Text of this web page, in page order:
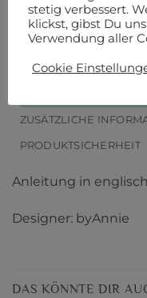
Artikelnummer:6837
ZUSÄTZLICHE
PRODUKTSICHERHEIT
Anleitung in
Designer: byAnnie
DAS KÖNNTE DIR
stetig verbessert.
klickst, gibst Du
Verwendung aller
Cookie